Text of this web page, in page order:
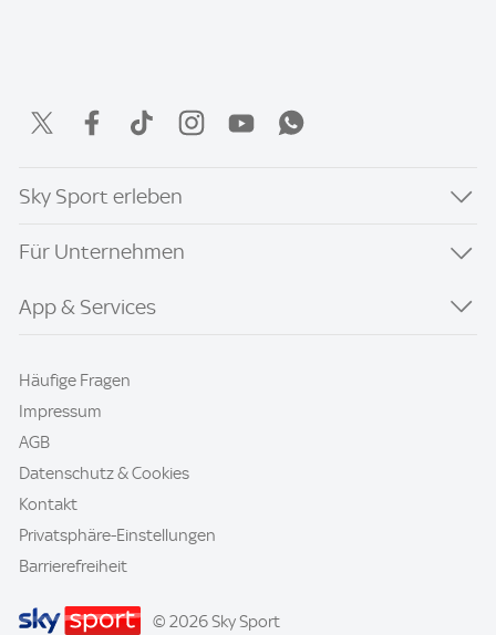
Sky Sport erleben
Für Unternehmen
App & Services
Häufige Fragen
Impressum
AGB
Datenschutz & Cookies
Kontakt
Privatsphäre-Einstellungen
Barrierefreiheit
© 2026 Sky Sport